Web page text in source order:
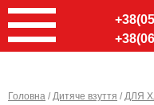
Головна /Дитяче взуття /ДЛЯ